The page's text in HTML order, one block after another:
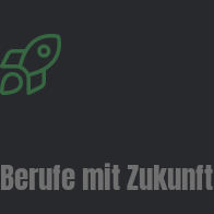
Berufe mit Zukunft